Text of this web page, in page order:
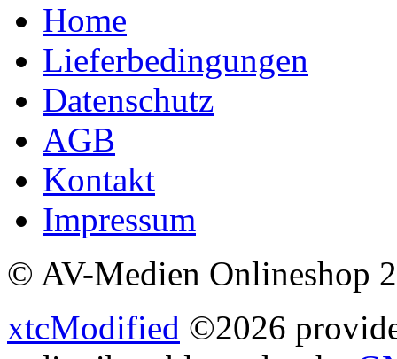
Home
Lieferbedingungen
Datenschutz
AGB
Kontakt
Impressum
© AV-Medien Onlineshop
xtcModified ©2026